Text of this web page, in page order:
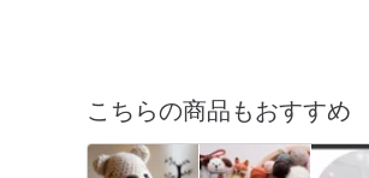
こちらの商品もおすすめ